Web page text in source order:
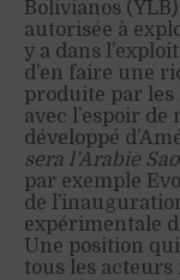
Bolivianos
autorisée à
y a dans
d’en faire une
produite par les
avec l’espoir
développé
sera l’Arabie
par exemple
de
expérimentale
Une position
tous les